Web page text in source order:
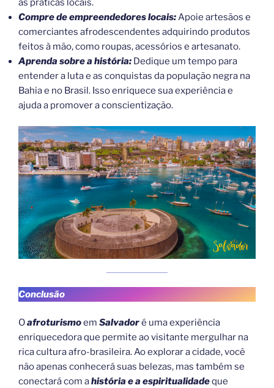
as práticas locais.
Compre de empreendedores locais:Apoie artesãos e
comerciantes afrodescendentes adquirindo produtos
feitos à mão, como roupas, acessórios e artesanato.
Aprenda sobre a história: Dedique um tempo para
entender a luta e as conquistas da população negra na
Bahia e no Brasil. Isso enriquece sua experiência e
ajuda a promover a conscientização.
Conclusão
Oafroturismoem Salvadoré uma experiência
enriquecedora que permite ao visitante mergulhar na
rica cultura afro-brasileira. Ao explorar a cidade, você
não apenas conhecerá suas belezas, mas também se
conectará com ahistória e a espiritualidadeque